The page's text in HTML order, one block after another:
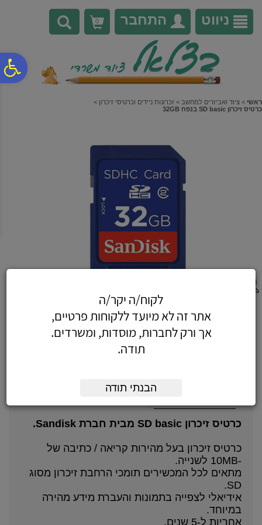
נגישות
אתר
המרכזי
ניווט התחבר 0
ראשי > ציוד ואביזרים למחשב > זכרונות ניידים וכרטיסי זיכרון >
כרטיס זיכרון SD basic בנפח 32GB
כרטיס זיכרון SD basic בנפח 32GB
כרטיס זיכרון SD basic מבית חברת Sandisk.
כרטיס זיכרון בעל מהירות קריאה / כתיבה של
-10MB לשנייה.
מתאים לכל המכשירים תומכי הרחבת זיכרון מסוג
SD.
אידיאלי לצפייה בתמונות והעברת מידע מהירה
במיוחד.
אחריות ל-5 שנים.
לקוח/ה יקר/ה
אתר זה לא מיועד ללקוחות פרטיים,
אך ורק לחברות, מוסדות, ומשרדים.
תודה.
הבנתי תודה